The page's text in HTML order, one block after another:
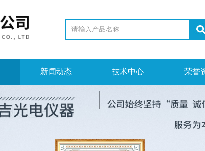
新闻动态 技术中心 荣誉